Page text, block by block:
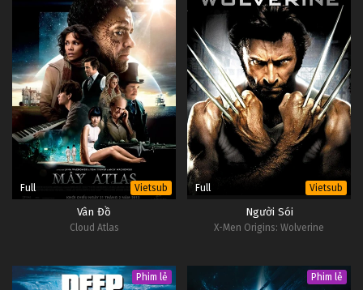
Full Vietsub
Vân Đồ
Cloud Atlas
Full Vietsub
Người Sói
X-Men Origins: Wolverine
Phim lẻ Phim lẻ